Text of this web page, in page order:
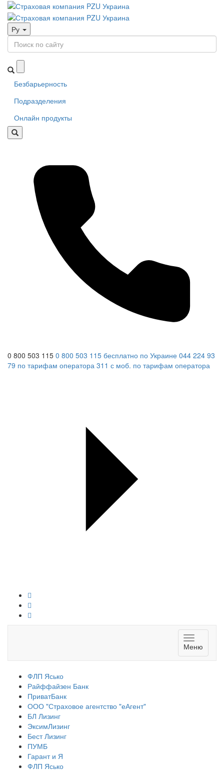
Ру
Безбарьерность
Подразделения
Онлайн продукты
0 800 503 115 0 800 503 115 бесплатно по Украине 044 224 93
79 по тарифам оператора 311 с моб. по тарифам оператора
Toggle
Меню
ФЛП Ясько
Райффайзен Банк
ПриватБанк
ООО "Страховое агентство "еАгент"
БЛ Лизинг
ЭксимЛизинг
Бест Лизинг
ПУМБ
Гарант и Я
ФЛП Ясько